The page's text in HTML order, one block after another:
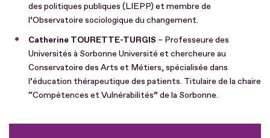
des politiques publiques (LIEPP) et membre de
l’Observatoire sociologique du changement.
Catherine TOURETTE-TURGIS – Professeure des
Universités à Sorbonne Université et chercheure au
Conservatoire des Arts et Métiers, spécialisée dans
l’éducation thérapeutique des patients. Titulaire de la chaire
“Compétences et Vulnérabilités” de la Sorbonne.